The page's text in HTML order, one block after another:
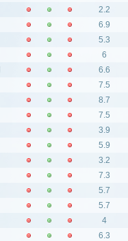
2.2
6.9
5.3
6
6.6
7.5
8.7
7.5
3.9
5.9
3.2
7.3
5.7
5.7
4
6.3